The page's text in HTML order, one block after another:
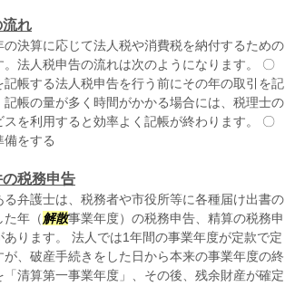
れ
の決算に応じて法人税や消費税を納付するための
。法人税申告の流れは次のようになります。 〇
記帳する法人税申告を行う前にその年の取引を記
記帳の量が多く時間がかかる場合には、税理士の
スを利用すると効率よく記帳が終わります。 〇
備をする
税務申告
る弁護士は、税務者や市役所等に各種届け出書の
た年（解散事業年度）の税務申告、精算の税務申
あります。 法人では1年間の事業年度が定款で定
が、破産手続きをした日から本来の事業年度の終
「清算第一事業年度」、その後、残余財産が確定